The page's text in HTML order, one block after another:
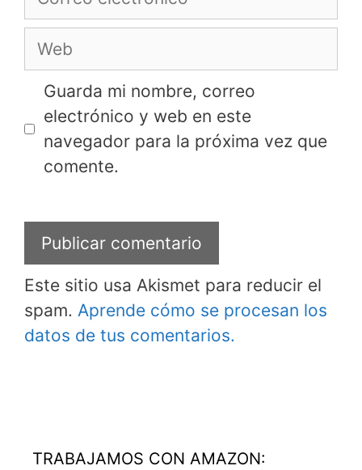
electrónico
Web
Guarda mi nombre, correo
electrónico y web en este
navegador para la próxima vez que
comente.
Este sitio usa Akismet para reducir el
spam. Aprende cómo se procesan los
datos de tus comentarios.
TRABAJAMOS CON AMAZON: